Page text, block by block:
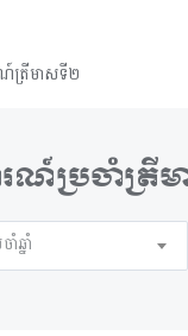
ត្រីមាសទី២
ណ៍ប្រចាំត្រី
ឆ្នាំ